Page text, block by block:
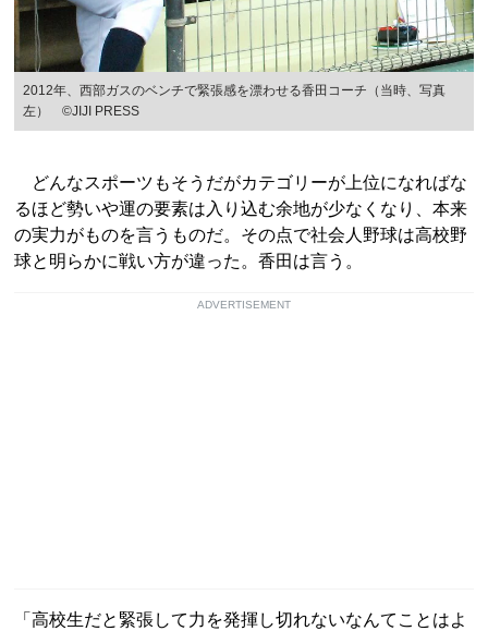
2012年、西部ガスのベンチで緊張感を漂わせる香田コーチ（当時、写真
左） ©JIJI PRESS
どんなスポーツもそうだがカテゴリーが上位になればな
るほど勢いや運の要素は入り込む余地が少なくなり、本来
の実力がものを言うものだ。その点で社会人野球は高校野
球と明らかに戦い方が違った。香田は言う。
ADVERTISEMENT
「高校生だと緊張して力を発揮し切れないなんてことはよ